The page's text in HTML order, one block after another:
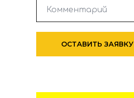
ОСТАВИТЬ ЗАЯВКУ